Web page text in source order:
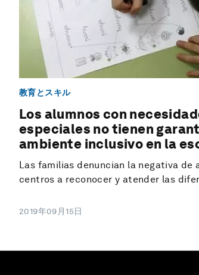
教育とスキル
Los alumnos con
especiales no tienen
ambiente inclusivo en la
Las familias denuncian la negativa de
centros a reconocer y atender las
2019年09月15日